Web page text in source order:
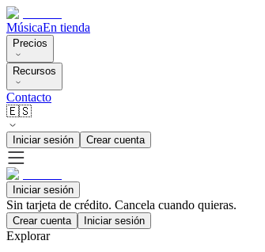
MúsicaEn tienda
Precios
Recursos
Contacto
🇪🇸
Iniciar sesión Crear cuenta
Iniciar sesión
Sin tarjeta de crédito. Cancela cuando quieras.
Crear cuenta Iniciar sesión
Explorar